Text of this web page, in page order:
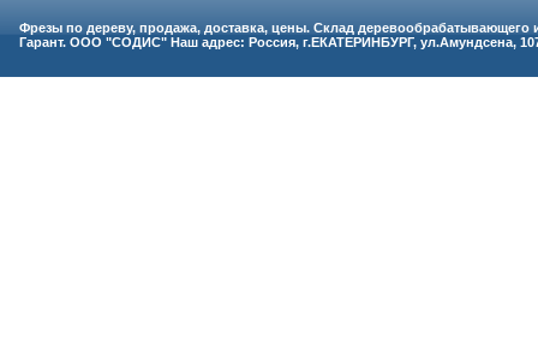
Фрезы по дереву, продажа, доставка, цены. Склад
Гарант. ООО "СОДИС" Наш адрес: Россия, г.ЕКАТЕРИНБУРГ, ул.Амундсена,